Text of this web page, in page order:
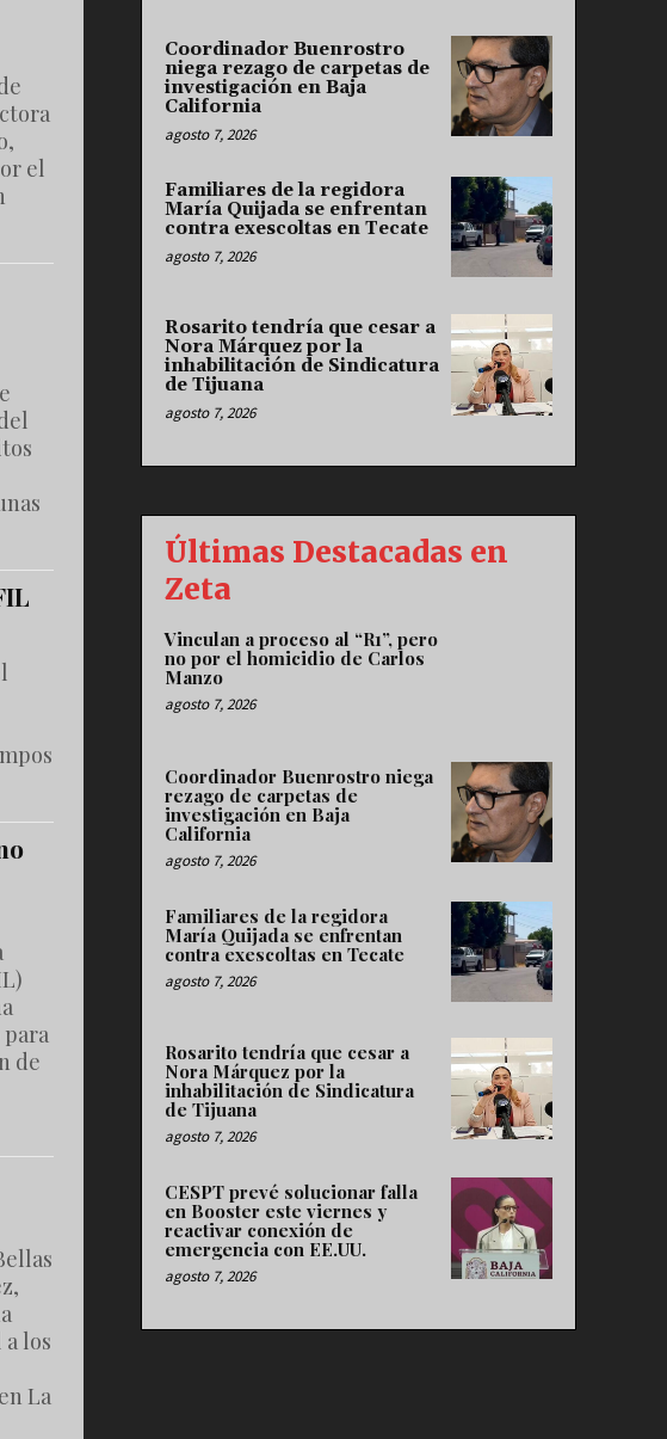
el
de
los
La
Coordinador Buenrostro
niega rezago de carpetas de
investigación en Baja
California
agosto 7, 2026
Familiares de la regidora
María Quijada se enfrentan
contra exescoltas en Tecate
agosto 7, 2026
Rosarito tendría que cesar a
Nora Márquez por la
inhabilitación de Sindicatura
de Tijuana
agosto 7, 2026
Últimas Destacadas en
Zeta
Vinculan a proceso al “R1”, pero
no por el homicidio de Carlos
Manzo
agosto 7, 2026
Coordinador Buenrostro niega
rezago de carpetas de
investigación en Baja
California
agosto 7, 2026
Familiares de la regidora
María Quijada se enfrentan
contra exescoltas en Tecate
agosto 7, 2026
Rosarito tendría que cesar a
Nora Márquez por la
inhabilitación de Sindicatura
de Tijuana
agosto 7, 2026
CESPT prevé solucionar falla
en Booster este viernes y
reactivar conexión de
emergencia con EE.UU.
agosto 7, 2026